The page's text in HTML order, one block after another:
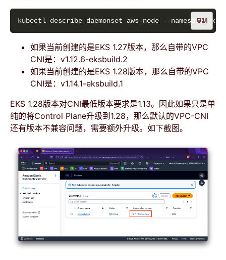
kubectl describe daemonset aws-node -- 复制
如果当前创建的是EKS 1.27版本，那么自带的VPC
CNI是：v1.12.6-eksbuild.2
如果当前创建的是EKS 1.28版本，那么自带的VPC
CNI是：v1.14.1-eksbuild.1
EKS 1.28版本对CNI最低版本要求是1.13。因此如果只是单
纯的将Control Plane升级到1.28，那么默认的VPC-CNI
还有版本不兼容问题，需要额外升级。如下截图。